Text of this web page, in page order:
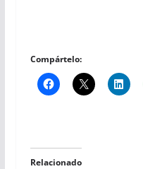
Compártelo:
Relacionado